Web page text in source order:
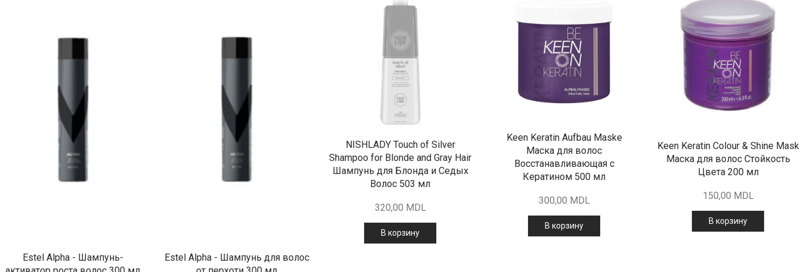
Estel Alpha - Шампунь-
Estel Alpha - Шампунь для волос
NISHLADY Touch of Silver
Shampoo for Blonde and Gray Hair
Шампунь для Блонда и Седых
Волос 503 мл
320,00 MDL
В корзину
Keen Keratin Aufbau Maske
Маска для волос
Восстанавливающая с
Кератином 500 мл
300,00 MDL
В корзину
Keen Keratin Colour & Shine Mask
Маска для волос Стойкость
Цвета 200 мл
150,00 MDL
В корзину